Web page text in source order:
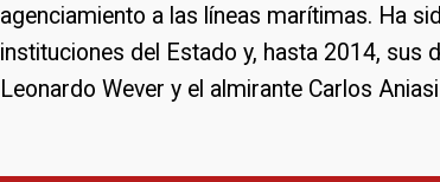
agenciamiento a las líneas marítimas. Ha
instituciones del Estado y, hasta 2014, sus
Leonardo Wever y el almirante Carlos